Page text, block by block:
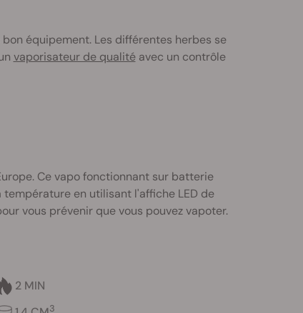
équipement. Les différentes herbes se
vaporisateur de qualitéavec un contrôle
Ce vapo fonctionnant sur batterie
en utilisant l'affiche LED de
vous prévenir que vous pouvez vapoter.
2 MIN
3